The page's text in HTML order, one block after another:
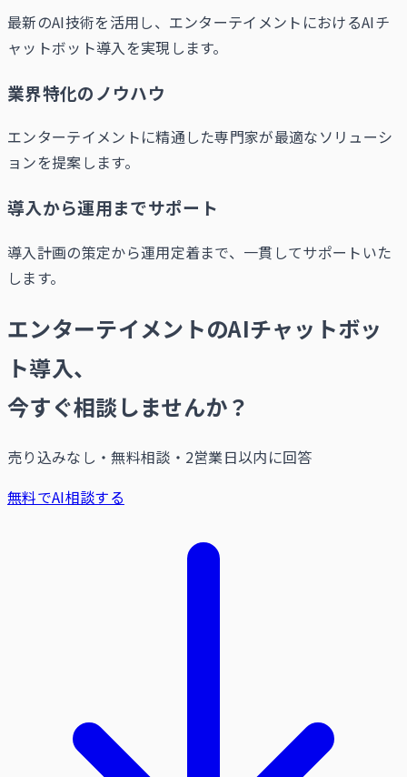
最新のAI技術を活用し、エンターテイメントにおけるAIチ
ャットボット導入を実現します。
業界特化のノウハウ
エンターテイメントに精通した専門家が最適なソリューシ
ョンを提案します。
導入から運用までサポート
導入計画の策定から運用定着まで、一貫してサポートいた
します。
エンターテイメントのAIチャットボッ
ト導入、
今すぐ相談しませんか？
売り込みなし・無料相談・2営業日以内に回答
無料でAI相談する